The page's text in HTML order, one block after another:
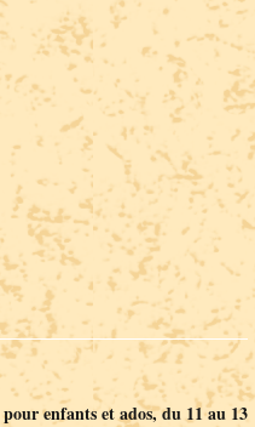
enfants et ados, du 11 au 13